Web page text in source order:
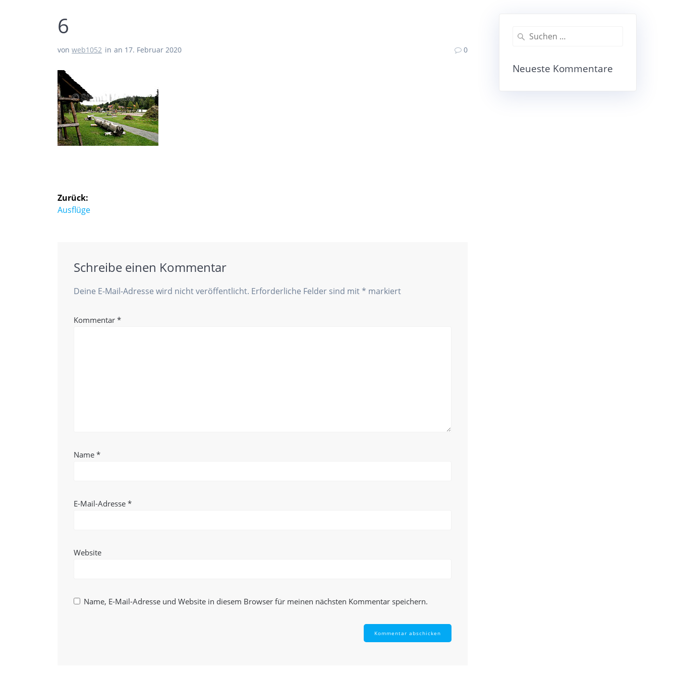
6
vonweb1052 in an 17. Februar 2020 0
Beitragsnavigation
Zurück:
Vorheriger
Ausflüge
Schreibe einen Kommentar
Deine E-Mail-Adresse wird nicht veröffentlicht. Erforderliche Felder sind mit * markiert
Kommentar*
Name*
E-Mail-Adresse*
Website
Name, E-Mail-Adresse und Website in diesem Browser für meinen nächsten Kommentar speichern.
Suche
Neueste Kommentare